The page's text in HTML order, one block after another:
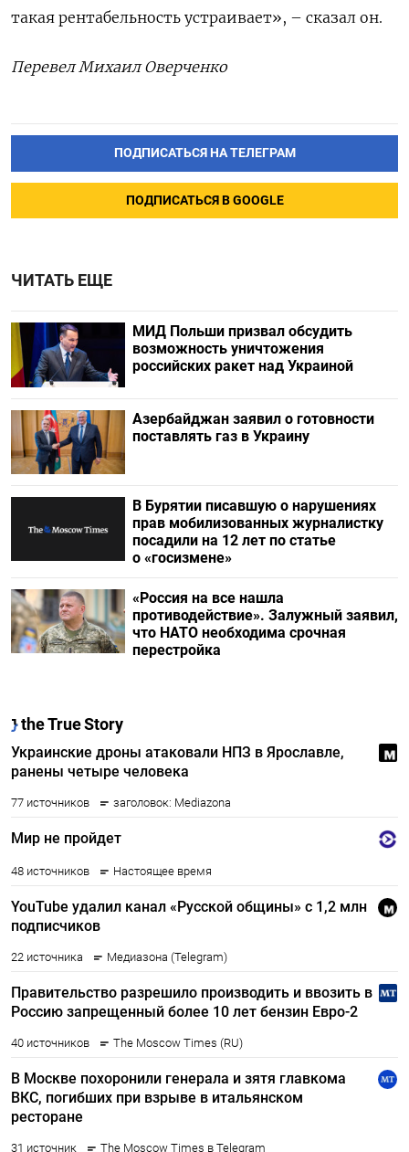
такая рентабельность устраивает», – сказал он.
Перевел Михаил Оверченко
ПОДПИСАТЬСЯ НА ТЕЛЕГРАМ
ПОДПИСАТЬСЯ В GOOGLE
ЧИТАТЬ ЕЩЕ
МИД Польши призвал обсудить
возможность уничтожения
российских ракет над Украиной
Азербайджан заявил о готовности
поставлять газ в Украину
В Бурятии писавшую о нарушениях
прав мобилизованных журналистку
посадили на 12 лет по статье
о «госизмене»
«Россия на все нашла
противодействие». Залужный заявил,
что НАТО необходима срочная
перестройка